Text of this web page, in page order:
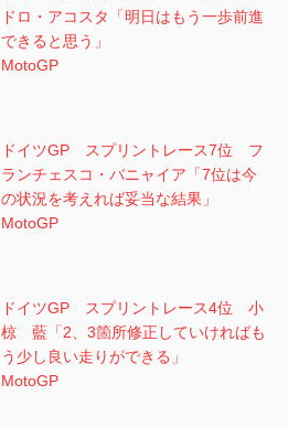
ドロ・アコスタ「明日はもう一歩前進
できると思う」
MotoGP
ドイツGP スプリントレース7位 フ
ランチェスコ・バニャイア「7位は今
の状況を考えれば妥当な結果」
MotoGP
ドイツGP スプリントレース4位 小
椋 藍「2、3箇所修正していければも
う少し良い走りができる」
MotoGP